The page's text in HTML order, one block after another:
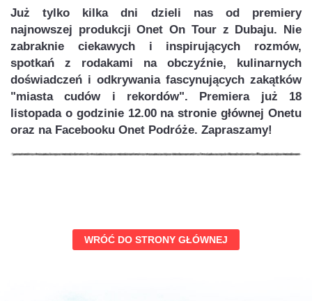
Już tylko kilka dni dzieli nas od premiery
najnowszej produkcji Onet On Tour z Dubaju. Nie
zabraknie ciekawych i inspirujących rozmów,
spotkań z rodakami na obczyźnie, kulinarnych
doświadczeń i odkrywania fascynujących zakątków
"miasta cudów i rekordów". Premiera już 18
listopada o godzinie 12.00 na stronie głównej Onetu
oraz na Facebooku Onet Podróże. Zapraszamy!
WRÓĆ DO STRONY GŁÓWNEJ